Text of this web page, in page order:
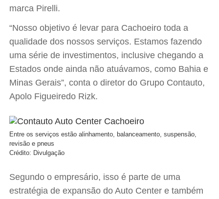
marca Pirelli.
“Nosso objetivo é levar para Cachoeiro toda a
qualidade dos nossos serviços. Estamos fazendo
uma série de investimentos, inclusive chegando a
Estados onde ainda não atuávamos, como Bahia e
Minas Gerais”, conta o diretor do Grupo Contauto,
Apolo Figueiredo Rizk.
Entre os serviços estão alinhamento, balanceamento, suspensão,
revisão e pneus
Crédito: Divulgação
Segundo o empresário, isso é parte de uma
estratégia de expansão do Auto Center e também